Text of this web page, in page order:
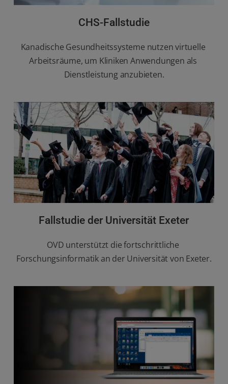
CHS-Fallstudie
Kanadische Gesundheitssysteme nutzen virtuelle
Arbeitsräume, um Kliniken Anwendungen als
Dienstleistung anzubieten.
Fallstudie der Universität Exeter
OVD unterstützt die fortschrittliche
Forschungsinformatik an der Universität von Exeter.